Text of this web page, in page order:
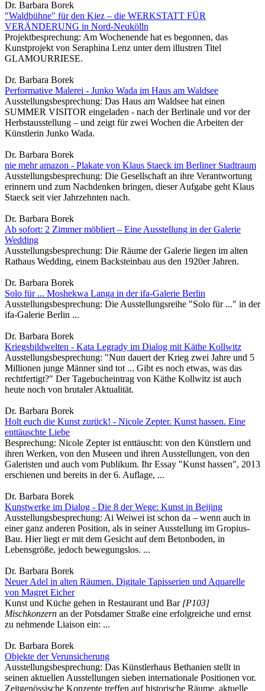
Dr. Barbara Borek
"Waldbühne" für den Kiez – die WERKSTATT FÜR
VERÄNDERUNG in Nord-Neukölln
Projektbesprechung: Am Wochenende hat es begonnen, das
Kunstprojekt von Seraphina Lenz unter dem illustren Titel
GLAMOURRIESE.
Dr. Barbara Borek
Performative Malerei - Junko Wada im Haus am Waldsee
Ausstellungsbesprechung: Das Haus am Waldsee hat einen
SUMMER VISITOR eingeladen - nach der Berlinale und vor der
Herbstausstellung – und zeigt für zwei Wochen die Arbeiten der
Künstlerin Junko Wada.
Dr. Barbara Borek
nie mehr amazon - Plakate von Klaus Staeck im Berliner Stadtraum
Ausstellungsbesprechung: Die Gesellschaft an ihre Verantwortung
erinnern und zum Nachdenken bringen, dieser Aufgabe geht Klaus
Staeck seit vier Jahrzehnten nach.
Dr. Barbara Borek
Ab sofort: 2 Zimmer möbliert – Eine Ausstellung in der Galerie
Wedding
Ausstellungsbesprechung: Die Räume der Galerie liegen im alten
Rathaus Wedding, einem Backsteinbau aus den 1920er Jahren.
Dr. Barbara Borek
Solo für ... Moshekwa Langa in der ifa-Galerie Berlin
Ausstellungsbesprechung: Die Ausstellungsreihe "Solo für ..." in der
ifa-Galerie Berlin ...
Dr. Barbara Borek
Kriegsbildwelten - Kata Legrady im Dialog mit Käthe Kollwitz
Ausstellungsbesprechung: "Nun dauert der Krieg zwei Jahre und 5
Millionen junge Männer sind tot ... Gibt es noch etwas, was das
rechtfertigt?" Der Tagebucheintrag von Käthe Kollwitz ist auch
heute noch von brutaler Aktualität.
Dr. Barbara Borek
Holt euch die Kunst zurück! - Nicole Zepter. Kunst hassen. Eine
enttäuschte Liebe
Besprechung: Nicole Zepter ist enttäuscht: von den Künstlern und
ihren Werken, von den Museen und ihren Ausstellungen, von den
Galeristen und auch vom Publikum. Ihr Essay "Kunst hassen", 2013
erschienen und bereits in der 6. Auflage, ...
Dr. Barbara Borek
Kunstwerke im Dialog - Die 8 der Wege: Kunst in Beijing
Ausstellungsbesprechung: Ai Weiwei ist schon da – wenn auch in
einer ganz anderen Position, als in seiner Ausstellung im Gropius-
Bau. Hier liegt er mit dem Gesicht auf dem Betonboden, in
Lebensgröße, jedoch bewegungslos. ...
Dr. Barbara Borek
Neuer Adel in alten Räumen. Digitale Tapisserien und Aquarelle
von Magret Eicher
Kunst und Küche gehen in Restaurant und Bar [P103]
Mischkonzern an der Potsdamer Straße eine erfolgreiche und ernst
zu nehmende Liaison ein: ...
Dr. Barbara Borek
Objekte der Verunsicherung
Ausstellungsbesprechung: Das Künstlerhaus Bethanien stellt in
seinen aktuellen Ausstellungen sieben internationale Positionen vor.
Zeitgenössische Konzepte treffen auf historische Räume, aktuelle